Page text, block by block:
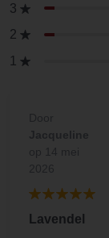
3
2
1
Lavendel